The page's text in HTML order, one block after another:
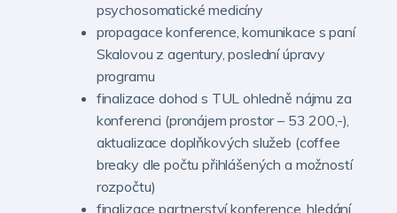
psychosomatické medicíny
propagace konference, komunikace s paní
Skalovou z agentury, poslední úpravy
programu
finalizace dohod s TUL ohledně nájmu za
konferenci (pronájem prostor – 53 200,-),
aktualizace doplňkových služeb (coffee
breaky dle počtu přihlášených a možností
rozpočtu)
finalizace partnerství konference, hledání